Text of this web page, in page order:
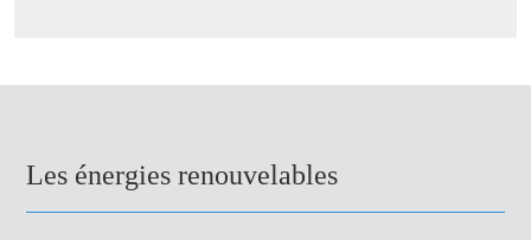
Les énergies renouvelables